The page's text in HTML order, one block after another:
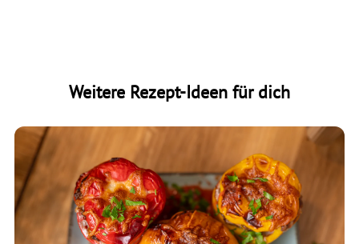
Weitere Rezept-Ideen für dich